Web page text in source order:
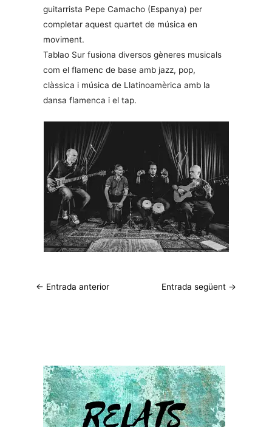
guitarrista Pepe Camacho (Espanya) per
completar aquest quartet de música en
moviment.
Tablao Sur fusiona diversos gèneres musicals
com el flamenc de base amb jazz, pop,
clàssica i música de Llatinoamèrica amb la
dansa flamenca i el tap.
← Entrada anterior Entrada següent →